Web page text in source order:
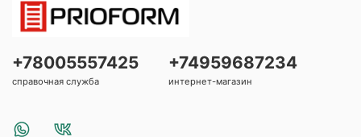
+78005557425
справочная служба
+74959687234
интернет-магазин